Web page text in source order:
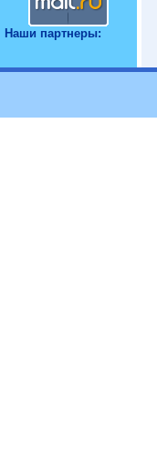
Наши партнеры: